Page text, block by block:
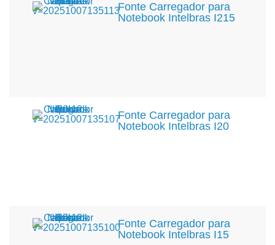
Fonte Carregador para
Notebook Intelbras I215
Fonte Carregador para
Notebook Intelbras I20
Fonte Carregador para
Notebook Intelbras I15